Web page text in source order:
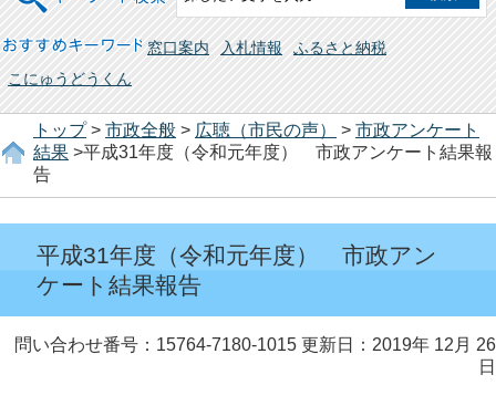
おすすめキーワード 窓口案内 入札情報
ふるさと納税
こにゅうどうくん
トップ> 市政全般 > 広聴（市民の声） > 市政アンケート
結果 >平成31年度（令和元年度） 市政アンケート結果報
告
平成31年度（令和元年度） 市政アン
ケート結果報告
問い合わせ番号：15764-7180-1015 更新日：2019年 12月 26
日